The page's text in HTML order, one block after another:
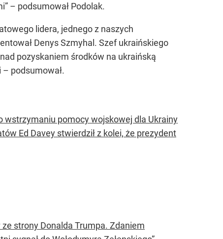
– podsumował Podolak.
lidera, jednego z naszych
Denys Szmyhal. Szef ukraińskiego
pozyskaniem środków na ukraińską
podsumował.
wstrzymaniu pomocy wojskowej dla Ukrainy
Ed Davey stwierdził z kolei, że prezydent
strony Donalda Trumpa. Zdaniem